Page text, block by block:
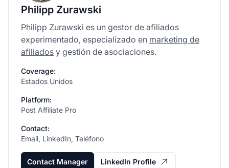
Philipp Zurawski
Philipp Zurawski es un gestor de afiliados
experimentado, especializado en marketing de
afiliados y gestión de asociaciones.
Coverage:
Estados Unidos
Platform:
Post Affiliate Pro
Contact:
Email, LinkedIn, Teléfono
Contact Manager LinkedIn Profile